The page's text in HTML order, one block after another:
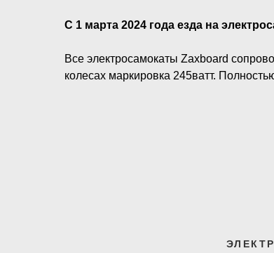
С 1 марта 2024 года езда на
Все электросамокаты Zaxboard
колесах маркировка 245ватт.